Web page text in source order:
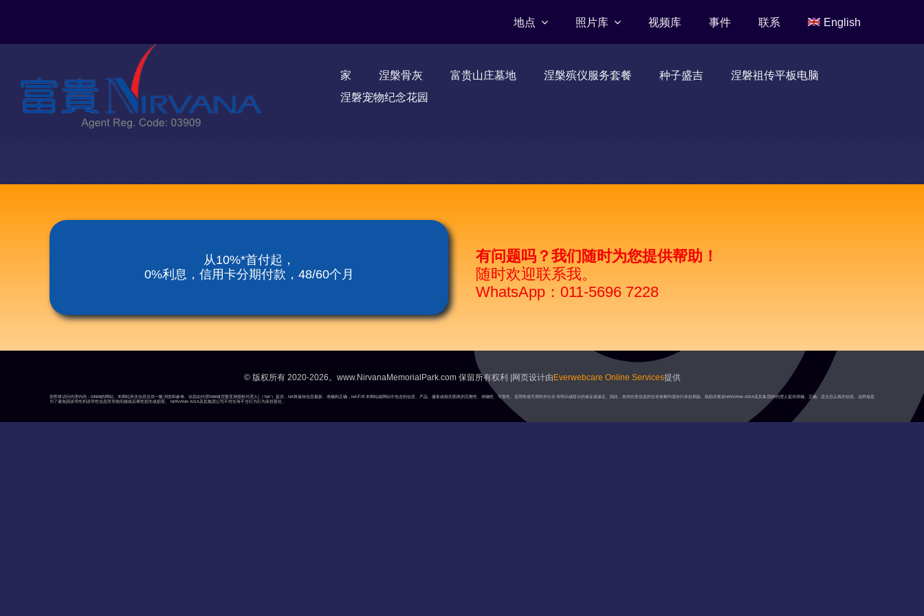
地点 照片库 视频库 事件 联系 English
家 涅槃骨灰 富贵山庄墓地 涅槃殡仪服务套餐 种子盛吉
涅磐祖传平板电脑
涅磐宠物纪念花园
从10%*首付起，
0%利息，信用卡分期付款，48/60个月
有问题吗？我们随时为您提供帮助！
随时欢迎联系我。
WhatsApp：011-5696 7228
© 版权所有 2020-2026。www.NirvanaMemorialPark.com 保留所有权利 |网页设计由 Everwebcare Online Services提供
您即将访问代理代码：03909的网站。本网站所含信息仅供一般浏览和参考。信息由代理03909[涅槃亚洲授权代理人]（“NA”）提供，NA将保持信息最新、准确和正确，NA不对本网站或网站中包含的信息、产品、服务或相关图表的完整性、准确性、可靠性、适用性或可用性作出任何明示或暗示的保证或保证。因此，您对此类信息的任何依赖均需自行承担风险。鼓励并敦促NIRVANA ASIA及其集团的代理人提供准确、正确、适当且认真的信息。这样做是
为了避免因误导性和误导性信息而导致间接或后果性损失或损害。 NIRVANA ASIA及其集团公司不对任何不当行为行为承担责任。